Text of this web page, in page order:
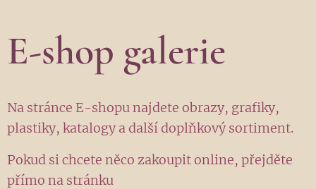
E-shop galerie
Na stránce E-shopu najdete obrazy, grafiky,
plastiky, katalogy a další doplňkový sortiment.
Pokud si chcete něco zakoupit online, přejděte
přímo na stránku